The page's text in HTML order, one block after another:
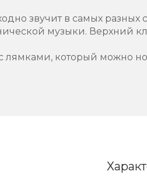
звучит в самых
музыки. Верхний
который можно